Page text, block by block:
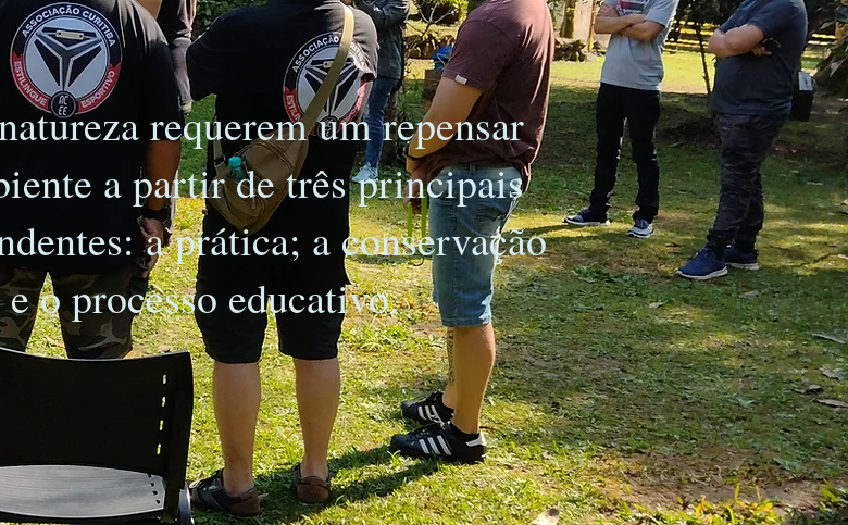
requerem um repensar
a partir de três principais
a prática; a conservação
o processo educativo.